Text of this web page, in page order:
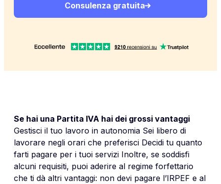
Consulenza gratuita
Se hai una Partita IVA hai dei grossi vantaggi
Gestisci il tuo lavoro in autonomia Sei libero di
lavorare negli orari che preferisci Decidi tu quanto
farti pagare per i tuoi servizi Inoltre, se soddisfi
alcuni requisiti, puoi aderire al regime forfettario
che ti dà altri vantaggi: non devi pagare l’IRPEF e al